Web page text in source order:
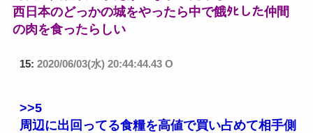
西日本のどっかの城をやったら中で餓ﾀﾋした仲間
の肉を食ったらしい
15: 2020/06/03(水) 20:44:44.43 O
>>5
周辺に出回ってる食糧を高値で買い占めて相手側